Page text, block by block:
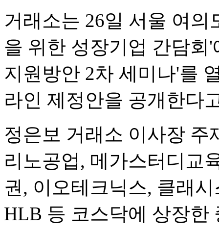
거래소는 26일 서울 여
을 위한 성장기업 간담회
지원방안 2차 세미나'를
라인 제정안을 공개한다
정은보 거래소 이사장 주
리노공업, 메가스터디교
권, 이오테크닉스, 클래
HLB 등 코스닥에 상장한